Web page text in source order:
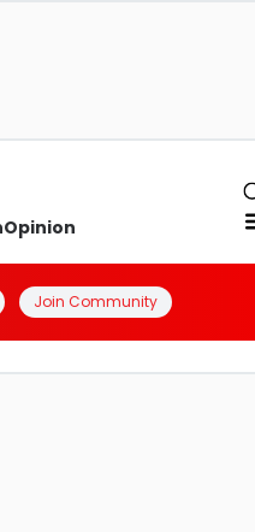
Opinion
Join Community